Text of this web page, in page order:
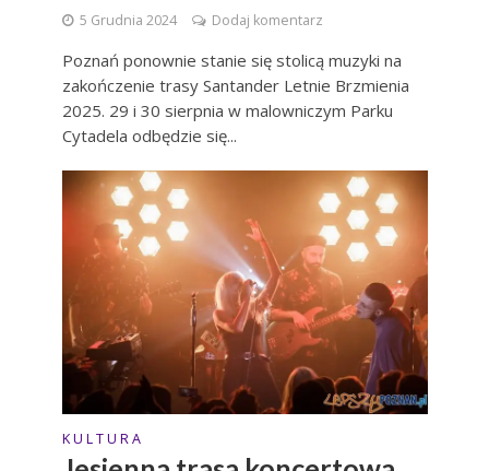
5 Grudnia 2024 Dodaj komentarz
Poznań ponownie stanie się stolicą muzyki na
zakończenie trasy Santander Letnie Brzmienia
2025. 29 i 30 sierpnia w malowniczym Parku
Cytadela odbędzie się...
K U L T U R A